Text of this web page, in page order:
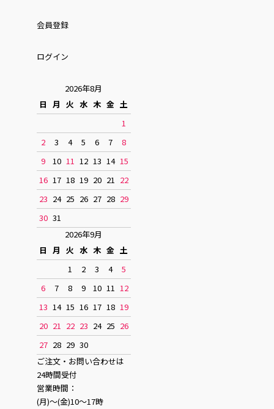
会員登録
ログイン
2026年8月
日 月 火 水 木 金 土
1
2
3 4 5 6 7
8
9
10 11 12 13 14 15
16 17 18 19 20 21 22
23 24 25 26 27 28 29
30 31
2026年9月
日 月 火 水 木 金 土
1
2 3 4
5
6
7 8 9 10 11 12
13 14 15 16 17 18 19
20 21 22 23 24 25 26
27 28 29 30
ご注文・お問い合わせは
24時間受付
営業時間：
(月)〜(金)10〜17時